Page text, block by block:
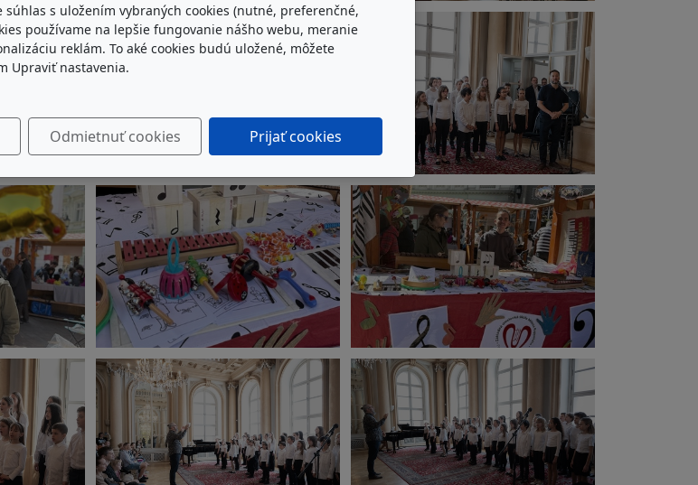
s uložením vybraných cookies (nutné, preferenčné,
používame na lepšie fungovanie nášho webu, meranie
reklám. To aké cookies budú uložené, môžete
Upraviť nastavenia.
Odmietnuť cookies Prijať cookies